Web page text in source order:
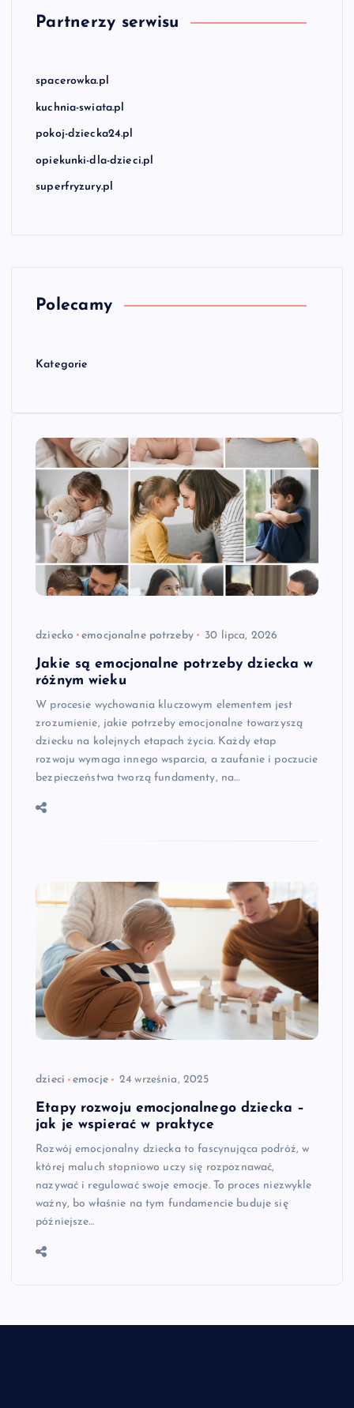
Partnerzy serwisu
spacerowka.pl
kuchnia-swiata.pl
pokoj-dziecka24.pl
opiekunki-dla-dzieci.pl
superfryzury.pl
Polecamy
Kategorie
dziecko emocjonalne potrzeby 30 lipca, 2026
Jakie są emocjonalne potrzeby dziecka w
różnym wieku
W procesie wychowania kluczowym elementem jest
zrozumienie, jakie potrzeby emocjonalne towarzyszą
dziecku na kolejnych etapach życia. Każdy etap
rozwoju wymaga innego wsparcia, a zaufanie i poczucie
bezpieczeństwa tworzą fundamenty, na…
dzieci emocje 24 września, 2025
Etapy rozwoju emocjonalnego dziecka –
jak je wspierać w praktyce
Rozwój emocjonalny dziecka to fascynująca podróż, w
której maluch stopniowo uczy się rozpoznawać,
nazywać i regulować swoje emocje. To proces niezwykle
ważny, bo właśnie na tym fundamencie buduje się
późniejsze…